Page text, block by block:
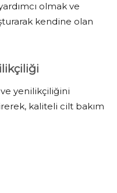
olmak ve
kendine olan
ve yenilikçiliğini
kaliteli cilt bakım